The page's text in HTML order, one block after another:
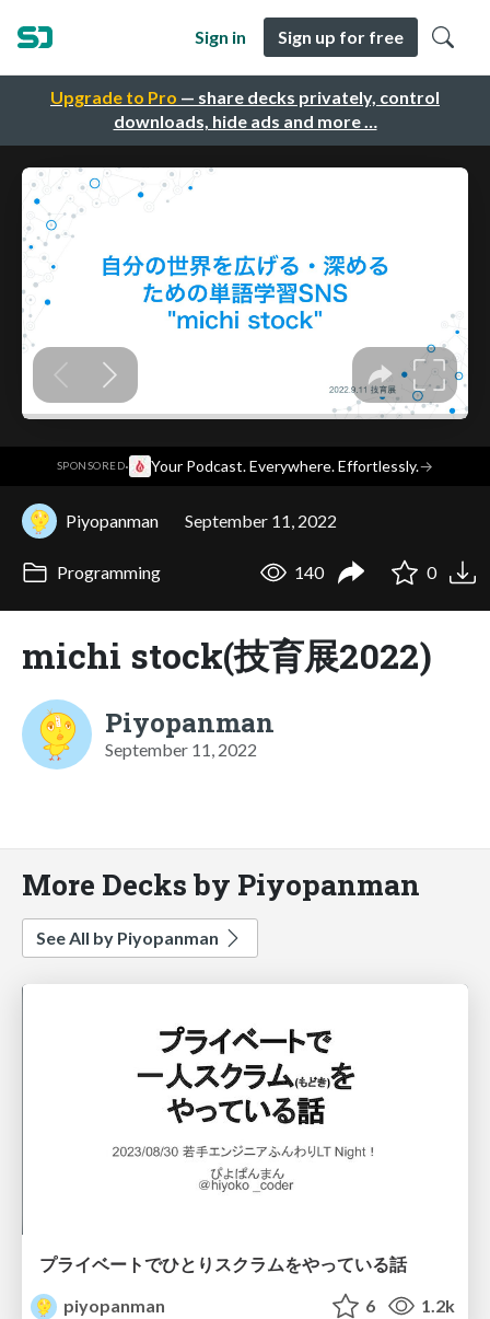
Upgrade to Pro — share decks privately, control
downloads, hide ads and more …
Sign in Sign up for free
SPONSORED· Your Podcast. Everywhere. Effortlessly.→
Piyopanman September 11, 2022
Programming 140 0
michi stock(技育展2022)
Piyopanman
September 11, 2022
More Decks by Piyopanman
See All by Piyopanman
プライベートでひとりスクラムをやっている話
piyopanman
6 1.2k